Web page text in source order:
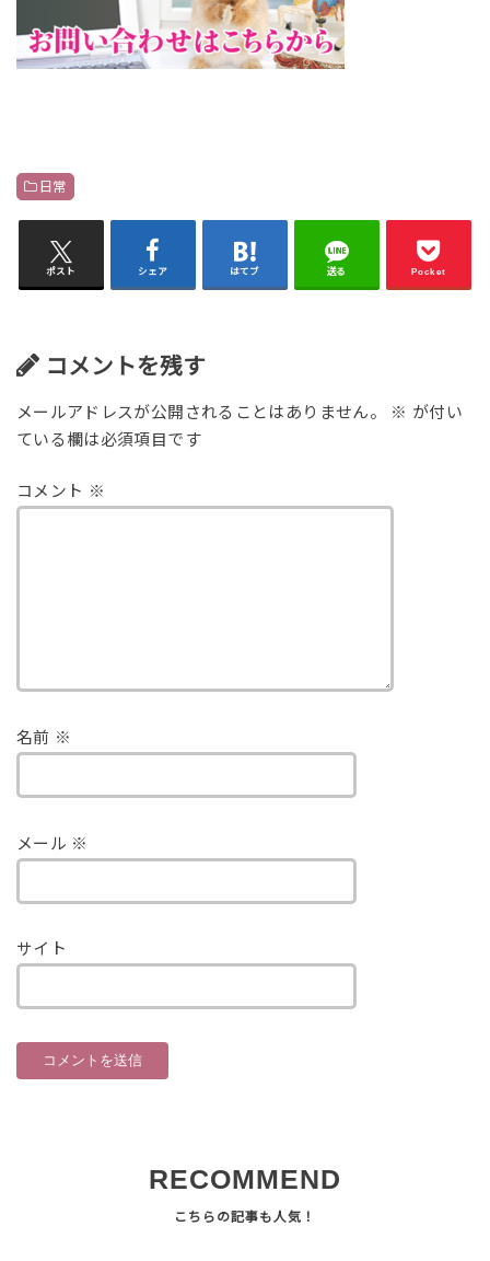
日常
ポスト シェア はてブ 送る Pocket
コメントを残す
メールアドレスが公開されることはありません。 ※ が付い
ている欄は必須項目です
コメント ※
名前 ※
メール ※
サイト
RECOMMEND